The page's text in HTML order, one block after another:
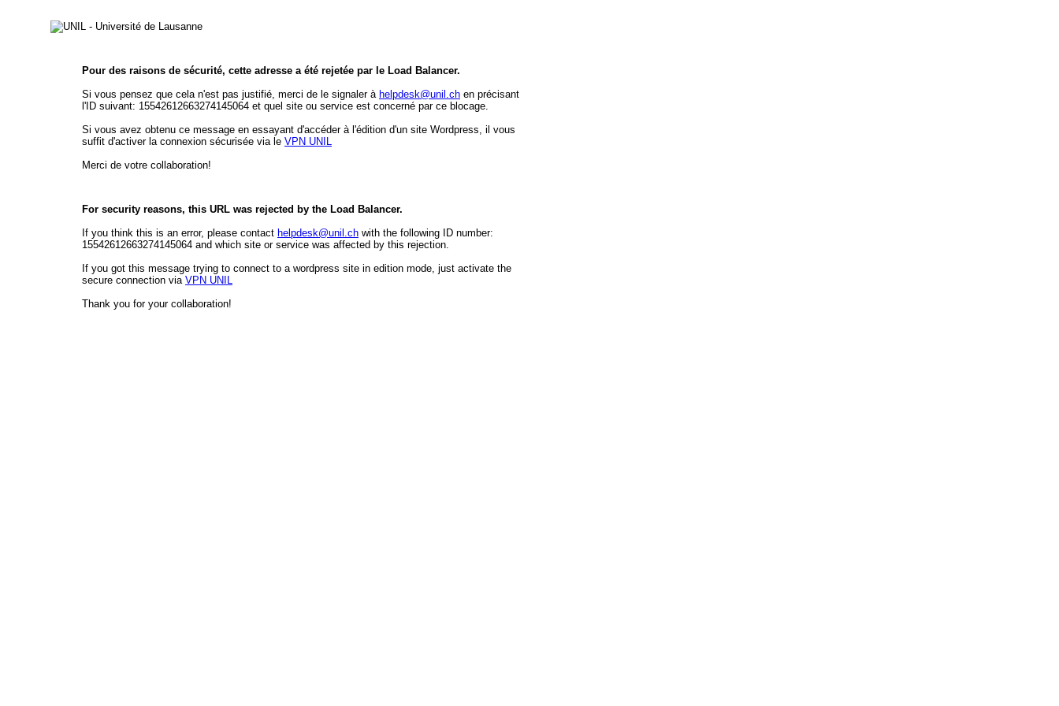
Pour des raisons de sécurité, cette adresse a été rejetée par le Load Balancer.
Si vous pensez que cela n'est pas justifié, merci de le signaler à helpdesk@unil.ch en précisant
l'ID suivant: 15542612663274145064 et quel site ou service est concerné par ce blocage.
Si vous avez obtenu ce message en essayant d'accéder à l'édition d'un site Wordpress, il vous
suffit d'activer la connexion sécurisée via le VPN UNIL
Merci de votre collaboration!
For security reasons, this URL was rejected by the Load Balancer.
If you think this is an error, please contact helpdesk@unil.ch with the following ID number:
15542612663274145064 and which site or service was affected by this rejection.
If you got this message trying to connect to a wordpress site in edition mode, just activate the
secure connection via VPN UNIL
Thank you for your collaboration!